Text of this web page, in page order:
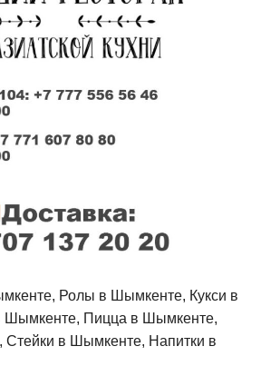
Ролы в Шымкенте, Кукси в
Шымкенте, Пицца в Шымкенте,
в Шымкенте, Напитки в